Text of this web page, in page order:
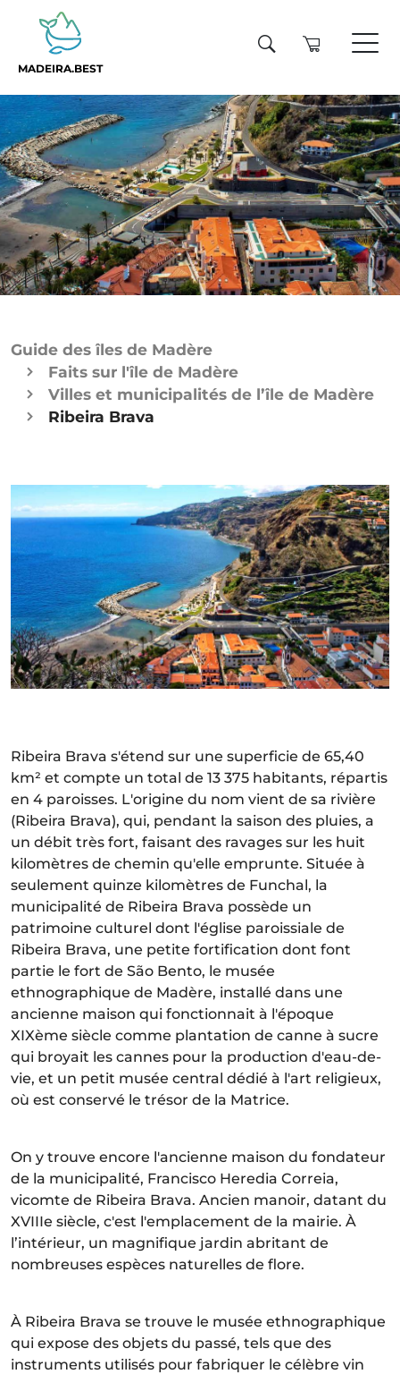
MADEIRA.BEST
Guide des îles de Madère
Faits sur l'île de Madère
Villes et municipalités de l’île de Madère
Ribeira Brava
Ribeira Brava s'étend sur une superficie de 65,40
km² et compte un total de 13 375 habitants, répartis
en 4 paroisses. L'origine du nom vient de sa rivière
(Ribeira Brava), qui, pendant la saison des pluies, a
un débit très fort, faisant des ravages sur les huit
kilomètres de chemin qu'elle emprunte. Située à
seulement quinze kilomètres de Funchal, la
municipalité de Ribeira Brava possède un
patrimoine culturel dont l'église paroissiale de
Ribeira Brava, une petite fortification dont font
partie le fort de São Bento, le musée
ethnographique de Madère, installé dans une
ancienne maison qui fonctionnait à l'époque
XIXème siècle comme plantation de canne à sucre
qui broyait les cannes pour la production d'eau-de-
vie, et un petit musée central dédié à l'art religieux,
où est conservé le trésor de la Matrice.
On y trouve encore l'ancienne maison du fondateur
de la municipalité, Francisco Heredia Correia,
vicomte de Ribeira Brava. Ancien manoir, datant du
XVIIIe siècle, c'est l'emplacement de la mairie. À
l’intérieur, un magnifique jardin abritant de
nombreuses espèces naturelles de flore.
À Ribeira Brava se trouve le musée ethnographique
qui expose des objets du passé, tels que des
instruments utilisés pour fabriquer le célèbre vin